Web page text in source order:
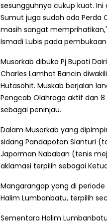
sesungguhnya cukup kuat. Ini
Sumut juga sudah ada Perda
masih sangat
Ismadi Lubis pada pembukaan
Musorkab dibuka Pj Bupati
Charles Lamhot Bancin
Hutasohit. Muskab berjalan
Pengcab Olahraga aktif dan 8
sebagai peninjau.
Dalam Musorkab yang
sidang Pandapotan Sianturi
Japorman Nababan (tenis
aklamasi terpilih sebagai
Mangarangap yang di
Halim Lumbanbatu, terpilih
Sementara Halim